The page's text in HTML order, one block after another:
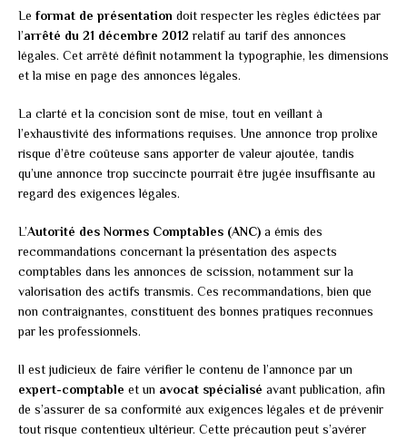
Le format de présentation doit respecter les règles édictées par
l’arrêté du 21 décembre 2012 relatif au tarif des annonces
légales. Cet arrêté définit notamment la typographie, les dimensions
et la mise en page des annonces légales.
La clarté et la concision sont de mise, tout en veillant à
l’exhaustivité des informations requises. Une annonce trop prolixe
risque d’être coûteuse sans apporter de valeur ajoutée, tandis
qu’une annonce trop succincte pourrait être jugée insuffisante au
regard des exigences légales.
L’Autorité des Normes Comptables (ANC) a émis des
recommandations concernant la présentation des aspects
comptables dans les annonces de scission, notamment sur la
valorisation des actifs transmis. Ces recommandations, bien que
non contraignantes, constituent des bonnes pratiques reconnues
par les professionnels.
Il est judicieux de faire vérifier le contenu de l’annonce par un
expert-comptable et un avocat spécialisé avant publication, afin
de s’assurer de sa conformité aux exigences légales et de prévenir
tout risque contentieux ultérieur. Cette précaution peut s’avérer